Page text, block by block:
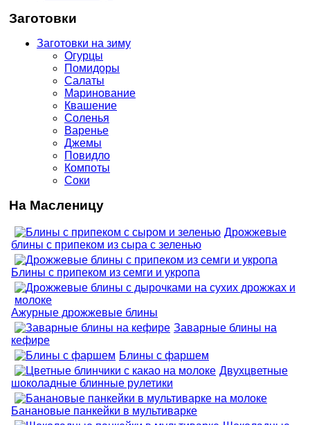
Заготовки
Заготовки на зиму
Огурцы
Помидоры
Салаты
Маринование
Квашение
Соленья
Варенье
Джемы
Повидло
Компоты
Соки
На Масленицу
Дрожжевые
блины с припеком из сыра с зеленью
Блины с припеком из семги и укропа
Ажурные дрожжевые блины
Заварные блины на
кефире
Блины с фаршем
Двухцветные
шоколадные блинные рулетики
Банановые панкейки в мультиварке